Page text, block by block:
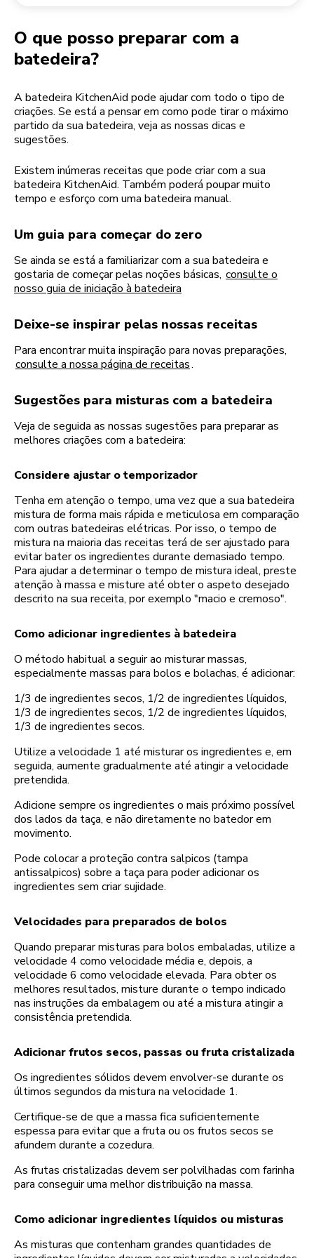
O que posso preparar com a
batedeira?
A batedeira KitchenAid pode ajudar com todo o tipo de
criações. Se está a pensar em como pode tirar o máximo
partido da sua batedeira, veja as nossas dicas e
sugestões.
Existem inúmeras receitas que pode criar com a sua
batedeira KitchenAid. Também poderá poupar muito
tempo e esforço com uma batedeira manual.
Um guia para começar do zero
Se ainda se está a familiarizar com a sua batedeira e
gostaria de começar pelas noções básicas, consulte o
nosso guia de iniciação à batedeira
Deixe-se inspirar pelas nossas receitas
Para encontrar muita inspiração para novas preparações,
consulte a nossa página de receitas.
Sugestões para misturas com a batedeira
Veja de seguida as nossas sugestões para preparar as
melhores criações com a batedeira:
Considere ajustar o temporizador
Tenha em atenção o tempo, uma vez que a sua batedeira
mistura de forma mais rápida e meticulosa em comparação
com outras batedeiras elétricas. Por isso, o tempo de
mistura na maioria das receitas terá de ser ajustado para
evitar bater os ingredientes durante demasiado tempo.
Para ajudar a determinar o tempo de mistura ideal, preste
atenção à massa e misture até obter o aspeto desejado
descrito na sua receita, por exemplo "macio e cremoso".
Como adicionar ingredientes à batedeira
O método habitual a seguir ao misturar massas,
especialmente massas para bolos e bolachas, é adicionar:
1/3 de ingredientes secos, 1/2 de ingredientes líquidos,
1/3 de ingredientes secos, 1/2 de ingredientes líquidos,
1/3 de ingredientes secos.
Utilize a velocidade 1 até misturar os ingredientes e, em
seguida, aumente gradualmente até atingir a velocidade
pretendida.
Adicione sempre os ingredientes o mais próximo possível
dos lados da taça, e não diretamente no batedor em
movimento.
Pode colocar a proteção contra salpicos (tampa
antissalpicos) sobre a taça para poder adicionar os
ingredientes sem criar sujidade.
Velocidades para preparados de bolos
Quando preparar misturas para bolos embaladas, utilize a
velocidade 4 como velocidade média e, depois, a
velocidade 6 como velocidade elevada. Para obter os
melhores resultados, misture durante o tempo indicado
nas instruções da embalagem ou até a mistura atingir a
consistência pretendida.
Adicionar frutos secos, passas ou fruta cristalizada
Os ingredientes sólidos devem envolver-se durante os
últimos segundos da mistura na velocidade 1.
Certifique-se de que a massa fica suficientemente
espessa para evitar que a fruta ou os frutos secos se
afundem durante a cozedura.
As frutas cristalizadas devem ser polvilhadas com farinha
para conseguir uma melhor distribuição na massa.
Como adicionar ingredientes líquidos ou misturas
As misturas que contenham grandes quantidades de